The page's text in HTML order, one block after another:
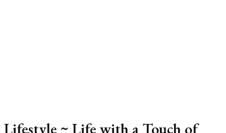
Lifestyle ~ Life with a Touch of